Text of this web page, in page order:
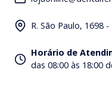
R. São Paulo, 1698
Horário de
das 08:00 às 18:00